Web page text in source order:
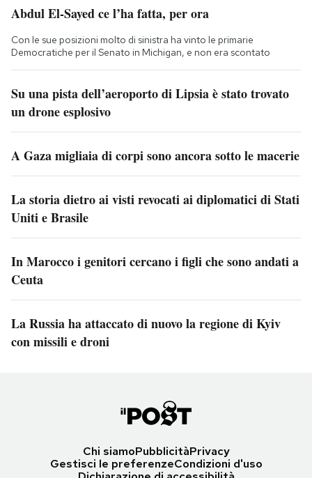
Abdul El-Sayed ce l’ha fatta, per ora
Con le sue posizioni molto di sinistra ha vinto le primarie
Democratiche per il Senato in Michigan, e non era scontato
Su una pista dell’aeroporto di Lipsia è stato trovato
un drone esplosivo
A Gaza migliaia di corpi sono ancora sotto le macerie
La storia dietro ai visti revocati ai diplomatici di Stati
Uniti e Brasile
In Marocco i genitori cercano i figli che sono andati a
Ceuta
La Russia ha attaccato di nuovo la regione di Kyiv
con missili e droni
Chi siamoPubblicitàPrivacy
Gestisci le preferenzeCondizioni d'uso